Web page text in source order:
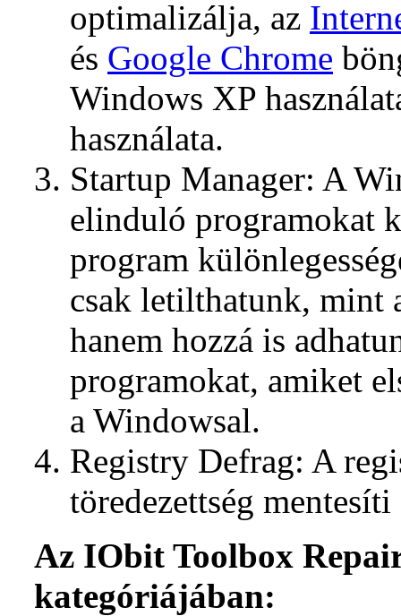
optimalizálja, az
és Google Chrome
Windows XP
használata.
Startup Manager: A
elinduló programokat
program
csak letilthatunk, mint
hanem hozzá is
programokat, amiket
a Windowsal.
Registry Defrag: A
töredezettség
Az IObit Toolbox
kategóriájában: